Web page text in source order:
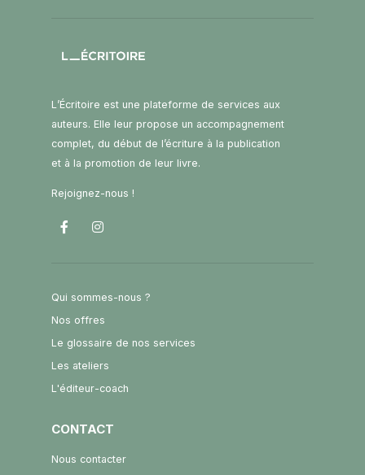
L’Écritoire est une plateforme de services aux
auteurs. Elle leur propose un accompagnement
complet, du début de l’écriture à la publication
et à la promotion de leur livre.
Rejoignez-nous !
Qui sommes-nous ?
Nos offres
Le glossaire de nos services
Les ateliers
L'éditeur-coach
CONTACT
Nous contacter